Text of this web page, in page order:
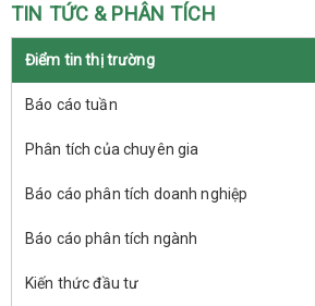
TIN TỨC & PHÂN TÍCH
Điểm tin thị trường
Báo cáo tuần
Phân tích của chuyên gia
Báo cáo phân tích doanh nghiệp
Báo cáo phân tích ngành
Kiến thức đầu tư